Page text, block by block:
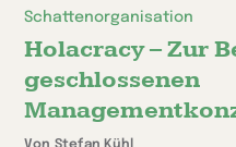
Schattenorganisation
Holacracy – Zur
geschlossenen